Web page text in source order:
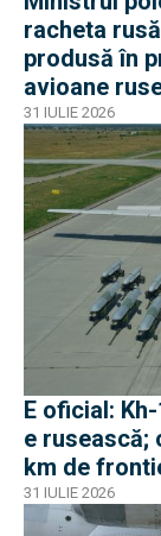
racheta
produsă în
avioane
apropiat de
31 IULIE 2026
E oficial:
e rusească;
km de
31 IULIE 2026